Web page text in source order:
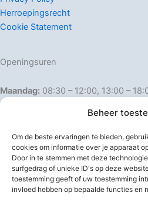
Beheer
Om de beste ervaringen te bieden,
cookies om informatie over je apparaat
Door in te stemmen met deze
surfgedrag of unieke ID's op deze
toestemming geeft of uw toestemming
invloed hebben op bepaalde functies en
Herroepingsrecht
Cookie Statement
Openingsuren
Maandag: 08:30 – 12:00, 13:00 –
Dinsdag:
08:30 – 12:00, 13:00 –
Donderdag: 08:30 – 12:00, 13:00 –
Vrijdag: 08:30 – 12:00, 13:00 – 18:00
Zaterdag: 08:30 – 16:00
Zondag: Gesloten